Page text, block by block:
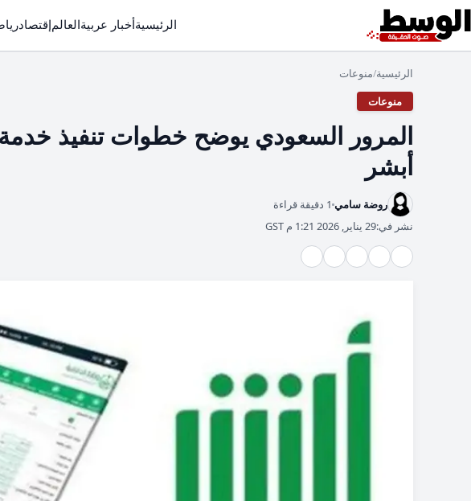
الرئيسيةأخبار عربيةالعالمإقتصاد
الرئيسية/منوعات
منوعات
المرور السعودي يوضح خطوات تنفيذ خدمة
أبشر
روضة سامي 1 دقيقة قراءة
نشر في:29 يناير, 2026 1:21 م GST